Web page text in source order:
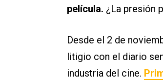
película. ¿La presión
Desde el 2 de
litigio con el diario
industria del cine.